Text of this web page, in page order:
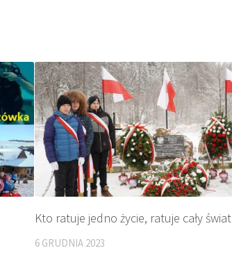
Kto ratuje jedno życie, ratuje cały świat
6 GRUDNIA 2023